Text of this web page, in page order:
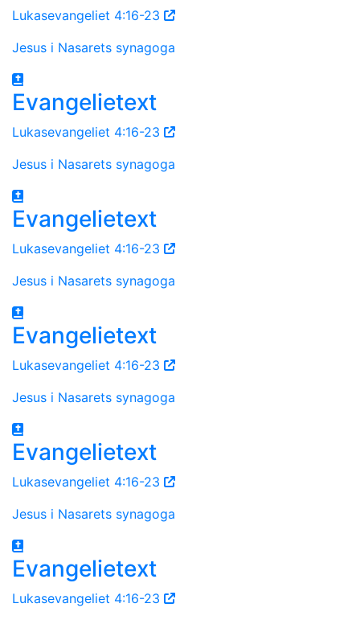
Lukasevangeliet 4:16-23
Jesus i Nasarets synagoga
Evangelietext
Lukasevangeliet 4:16-23
Jesus i Nasarets synagoga
Evangelietext
Lukasevangeliet 4:16-23
Jesus i Nasarets synagoga
Evangelietext
Lukasevangeliet 4:16-23
Jesus i Nasarets synagoga
Evangelietext
Lukasevangeliet 4:16-23
Jesus i Nasarets synagoga
Evangelietext
Lukasevangeliet 4:16-23